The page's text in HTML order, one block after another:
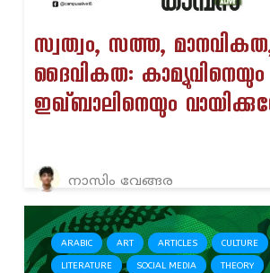
സ്വത്വം, സത്ത,
ദൈവികത: കാമ്യുവിനെയും
ഇഖ്ബാലിനെയും
നാസിം വേങ്ങര
ARABIC ART ARTICLES CULTURE
LITERATURE SOCIAL MEDIA THEORY